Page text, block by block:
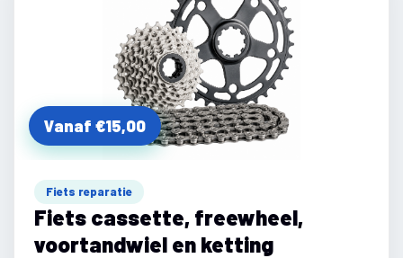
Vanaf €15,00
Fiets reparatie
Fiets cassette, freewheel,
voortandwiel en ketting